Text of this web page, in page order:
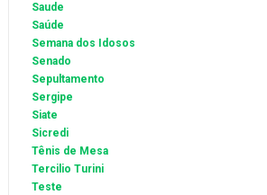
Saude
Saúde
Semana dos Idosos
Senado
Sepultamento
Sergipe
Siate
Sicredi
Tênis de Mesa
Tercilio Turini
Teste